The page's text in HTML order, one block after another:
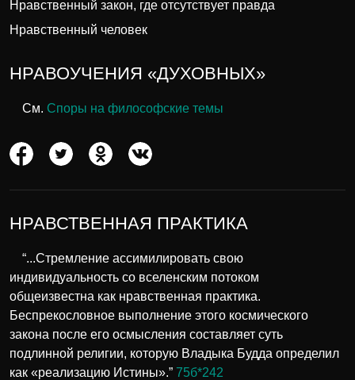
Нравственный закон, где отсутствует правда
Нравственный человек
НРАВОУЧЕНИЯ «ДУХОВНЫХ»
См. Споры на философские темы
НРАВСТВЕННАЯ ПРАКТИКА
“...Стремление ассимилировать свою
индивидуальность со вселенским потоком
общеизвестна как нравственная практика.
Беспрекословное выполнение этого космического
закона после его осмысления составляет суть
подлинной религии, которую Владыка Будда определил
как «реализацию Истины».” 75б*242